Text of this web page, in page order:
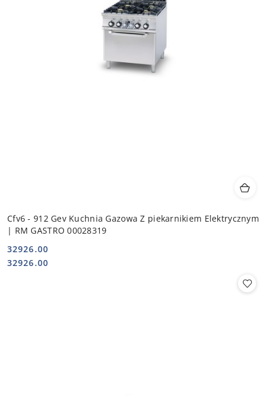
Cfv6 - 912 Gev Kuchnia Gazowa Z piekarnikiem Elektrycznym
| RM GASTRO 00028319
Cena:
32926.00
Cena:
32926.00